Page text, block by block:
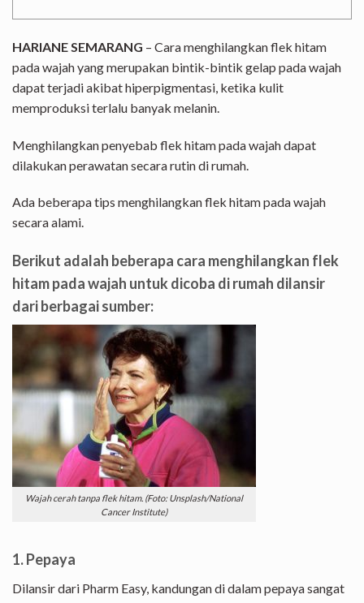
HARIANE SEMARANG – Cara menghilangkan flek hitam
pada wajah yang merupakan bintik-bintik gelap pada wajah
dapat terjadi akibat hiperpigmentasi, ketika kulit
memproduksi terlalu banyak melanin.
Menghilangkan penyebab flek hitam pada wajah dapat
dilakukan perawatan secara rutin di rumah.
Ada beberapa tips menghilangkan flek hitam pada wajah
secara alami.
Berikut adalah beberapa cara menghilangkan flek
hitam pada wajah untuk dicoba di rumah dilansir
dari berbagai sumber:
Wajah cerah tanpa flek hitam. (Foto: Unsplash/National
Cancer Institute)
1. Pepaya
Dilansir dari Pharm Easy, kandungan di dalam pepaya sangat